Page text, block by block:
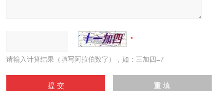
请输入计算结果（填写阿拉伯数字），如：三加四=7